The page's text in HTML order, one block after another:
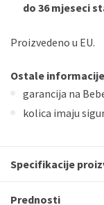
do 36 mjeseci
Proizvedeno u EU.
Ostale
garancija na
kolica imaju
Specifikacije
Prednosti